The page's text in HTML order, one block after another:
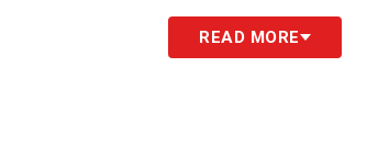
bianconero in vista
del francese delPSG(circa10
READ MORE